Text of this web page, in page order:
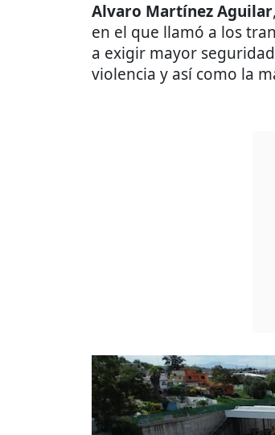
Alvaro Martínez Aguilar
en el que llamó a los
a exigir mayor
violencia y así como la